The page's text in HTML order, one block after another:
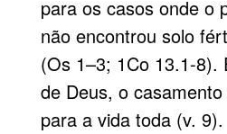
para os casos onde o
não encontrou solo
(Os 1–3; 1Co 13.1-8).
de Deus, o
para a vida toda (v. 9).